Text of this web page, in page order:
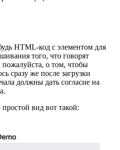
HTML-код с элементом для
того, что говорят
пожалуйста, о том, чтобы
сразу же после загрузки
должны дать согласие на
вид вот такой: